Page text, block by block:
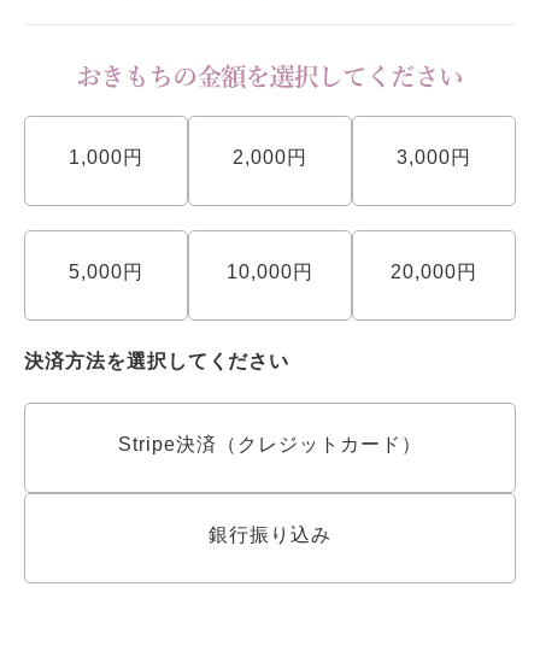
1,000円 2,000円 3,000円
5,000円 10,000円 20,000円
決済方法を選択してください
Stripe決済（クレジットカード）
銀行振り込み